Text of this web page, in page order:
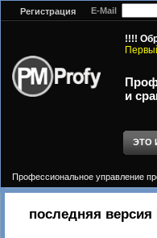
Регистрация E-Mail
!!!!
и
ЭТО
Профессиональное управление
последняя версия